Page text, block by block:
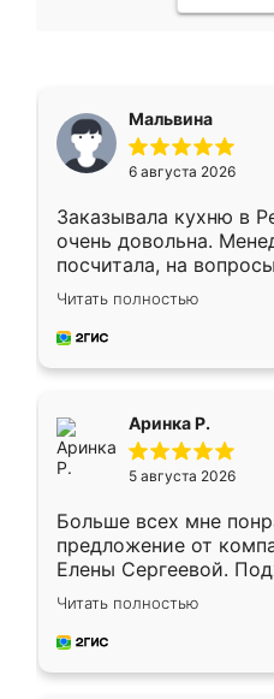
Мальвина
6 августа 2026
Заказывала кухню в
очень довольна.
посчитала, на
Замерщик приехал в
делу со всей
за день, ребята
Читать полностью
Аринка Р.
5 августа 2026
Больше всех мне
предложение от
Елены Сергеевой.
короткие сроки
для замера сотрудник
предложил по моему
Читать полностью